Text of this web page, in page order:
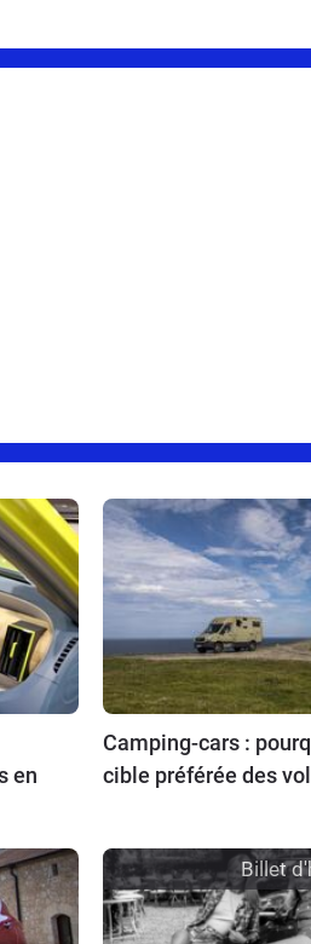
en
Camping-cars :
cible préférée des
Billet